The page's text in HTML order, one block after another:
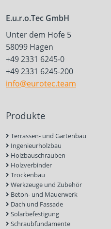
E.u.r.o.Tec GmbH
Unter dem Hofe 5
58099 Hagen
+49 2331 6245-0
+49 2331 6245-200
info@eurotec.team
Produkte
Terrassen- und Gartenbau
Ingenieurholzbau
Holzbauschrauben
Holzverbinder
Trockenbau
Werkzeuge und Zubehör
Beton- und Mauerwerk
Dach und Fassade
Solarbefestigung
Schraubfundamente